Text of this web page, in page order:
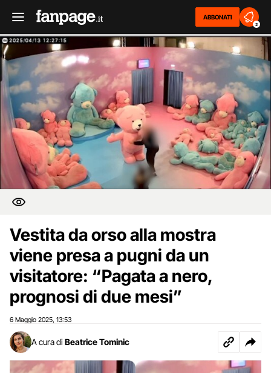
ABBONATI
2
Vestita da orso alla mostra
viene presa a pugni da un
visitatore: “Pagata a nero,
prognosi di due mesi”
6 Maggio 2025 13:53
A cura di Beatrice Tominic